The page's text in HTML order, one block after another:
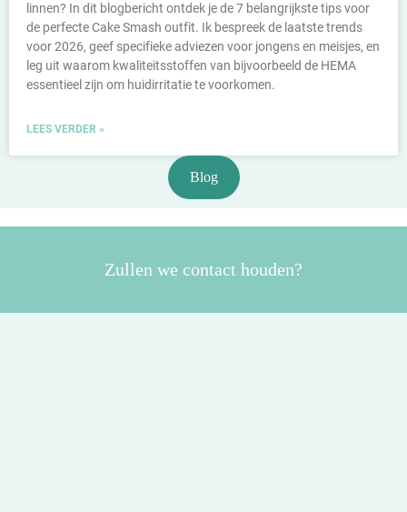
linnen? In dit blogbericht ontdek je de 7 belangrijkste tips voor
de perfecte Cake Smash outfit. Ik bespreek de laatste trends
voor 2026, geef specifieke adviezen voor jongens en meisjes, en
leg uit waarom kwaliteitsstoffen van bijvoorbeeld de HEMA
essentieel zijn om huidirritatie te voorkomen.
LEES VERDER »
Blog
Zullen we contact houden?